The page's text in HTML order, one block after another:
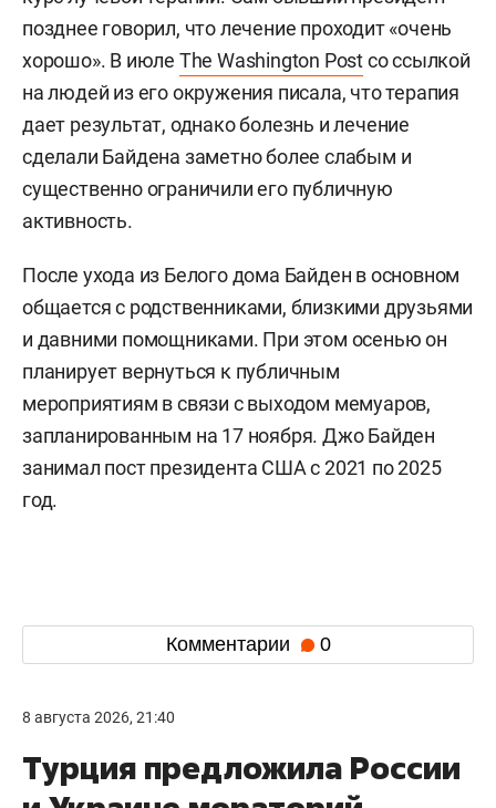
позднее говорил, что лечение проходит «очень
хорошо». В июле The Washington Postсо ссылкой
на людей из его окружения писала, что терапия
дает результат, однако болезнь и лечение
сделали Байдена заметно более слабым и
существенно ограничили его публичную
активность.
После ухода из Белого дома Байден в основном
общается с родственниками, близкими друзьями
и давними помощниками. При этом осенью он
планирует вернуться к публичным
мероприятиям в связи с выходом мемуаров,
запланированным на 17 ноября. Джо Байден
занимал пост президента США с 2021 по 2025
год.
Комментарии 0
8 августа 2026, 21:40
Турция предложила России